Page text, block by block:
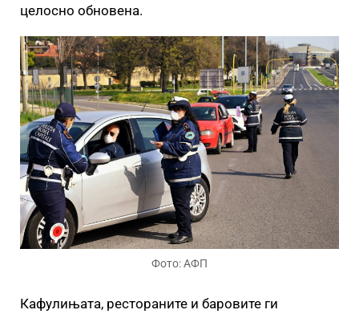
целосно обновена.
Фото: АФП
Кафулињата, рестораните и баровите ги